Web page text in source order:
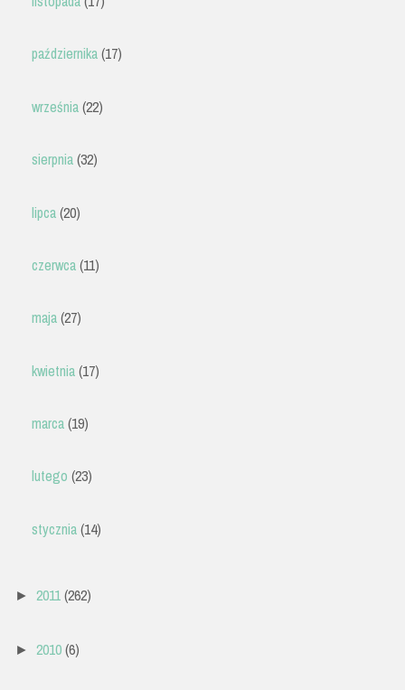
października(17)
września(22)
sierpnia(32)
lipca(20)
czerwca(11)
maja(27)
kwietnia(17)
marca(19)
lutego (23)
stycznia(14)
► 2011(262)
► 2010(6)